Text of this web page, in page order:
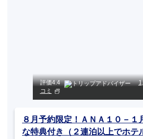
評価4.4
コミ
８月予約限定！ＡＮＡ１０－１
な特典付き（２連泊以上でホテ